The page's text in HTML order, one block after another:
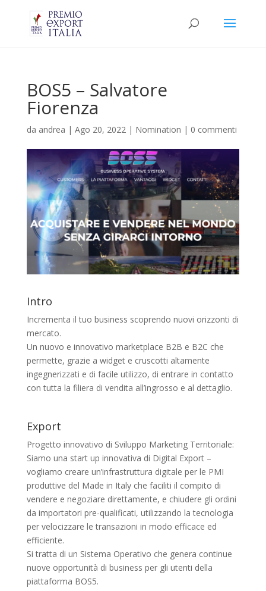
BOS5 – Salvatore
Fiorenza
da andrea | Ago 20, 2022| Nomination | 0 commenti
Intro
Incrementa il tuo business scoprendo nuovi orizzonti di
mercato.
Un nuovo e innovativo marketplace B2B e B2C che
permette, grazie a widget e cruscotti altamente
ingegnerizzati e di facile utilizzo, di entrare in contatto
con tutta la filiera di vendita all’ingrosso e al dettaglio.
Export
Progetto innovativo di Sviluppo Marketing Territoriale:
Siamo una start up innovativa di Digital Export –
vogliamo creare un’infrastruttura digitale per le PMI
produttive del Made in Italy che faciliti il compito di
vendere e negoziare direttamente, e chiudere gli ordini
da importatori pre-qualificati, utilizzando la tecnologia
per velocizzare le transazioni in modo efficace ed
efficiente.
Si tratta di un Sistema Operativo che genera continue
nuove opportunità di business per gli utenti della
piattaforma BOS5.